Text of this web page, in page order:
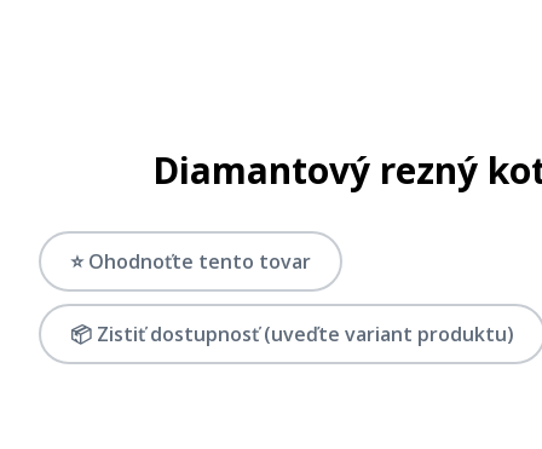
Diamantový rezný
⭐ Ohodnoťte tento tovar
📦 Zistiť dostupnosť (uveďte variant produktu)